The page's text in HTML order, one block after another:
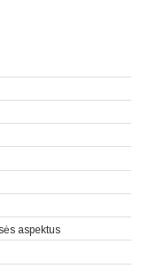
aspektus